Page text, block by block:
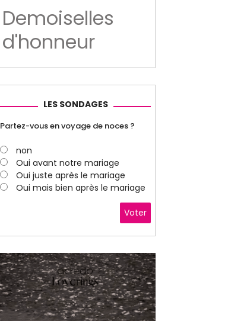
Demoiselles
d'honneur
LES SONDAGES
Partez-vous en voyage de noces ?
non
Oui avant notre mariage
Oui juste après le mariage
Oui mais bien après le mariage
Voter